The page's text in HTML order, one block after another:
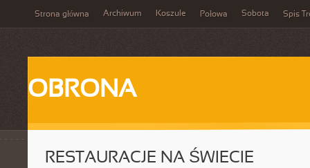
Strona główna Archiwum Koszule Połowa Sobota Spis
OBRONA
RESTAURACJE NA ŚWIECIE